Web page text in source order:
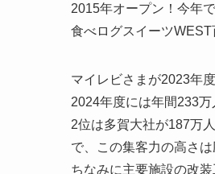
2015年オープン！今年
食べログスイーツWEST
マイレビさまが2023年
2024年度には年間233
2位は多賀大社が187万
で、この集客力の高さは
ちなみに主要施設の改